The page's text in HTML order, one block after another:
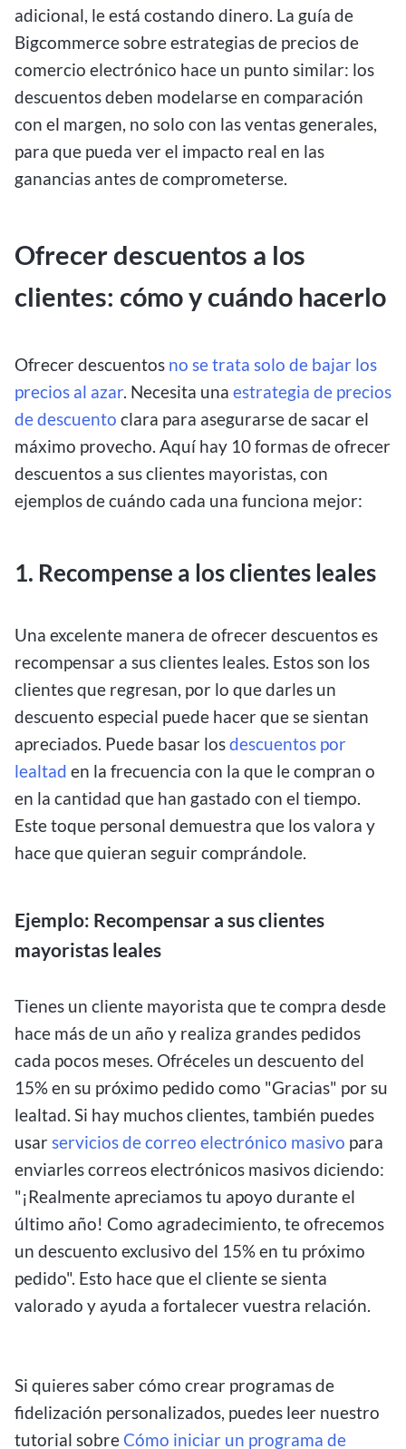
adicional, le está costando dinero. La guía de
Bigcommerce sobre estrategias de precios de
comercio electrónico hace un punto similar: los
descuentos deben modelarse en comparación
con el margen, no solo con las ventas generales,
para que pueda ver el impacto real en las
ganancias antes de comprometerse.
Ofrecer descuentos a los
clientes: cómo y cuándo hacerlo
Ofrecer descuentos no se trata solo de bajar los
precios al azar. Necesita una estrategia de precios
de descuento clara para asegurarse de sacar el
máximo provecho. Aquí hay 10 formas de ofrecer
descuentos a sus clientes mayoristas, con
ejemplos de cuándo cada una funciona mejor:
1. Recompense a los clientes leales
Una excelente manera de ofrecer descuentos es
recompensar a sus clientes leales. Estos son los
clientes que regresan, por lo que darles un
descuento especial puede hacer que se sientan
apreciados. Puede basar losdescuentos por
lealtad en la frecuencia con la que le compran o
en la cantidad que han gastado con el tiempo.
Este toque personal demuestra que los valora y
hace que quieran seguir comprándole.
Ejemplo: Recompensar a sus clientes
mayoristas leales
Tienes un cliente mayorista que te compra desde
hace más de un año y realiza grandes pedidos
cada pocos meses. Ofréceles un descuento del
15% en su próximo pedido como "Gracias" por su
lealtad. Si hay muchos clientes, también puedes
usarservicios de correo electrónico masivo para
enviarles correos electrónicos masivos diciendo:
"¡Realmente apreciamos tu apoyo durante el
último año! Como agradecimiento, te ofrecemos
un descuento exclusivo del 15% en tu próximo
pedido". Esto hace que el cliente se sienta
valorado y ayuda a fortalecer vuestra relación.
Si quieres saber cómo crear programas de
fidelización personalizados, puedes leer nuestro
tutorial sobre Cómo iniciar un programa de